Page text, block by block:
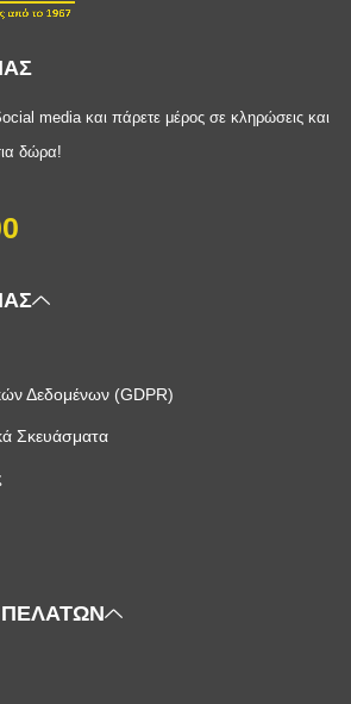
media και πάρετε μέρος σε κληρώσεις και
δώρα!
Δεδομένων (GDPR)
Σκευάσματα